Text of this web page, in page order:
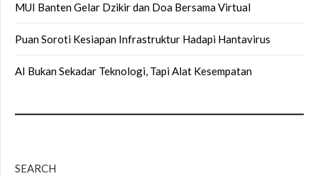
MUI Banten Gelar Dzikir dan Doa Bersama Virtual
Puan Soroti Kesiapan Infrastruktur Hadapi Hantavirus
AI Bukan Sekadar Teknologi, Tapi Alat Kesempatan
SEARCH